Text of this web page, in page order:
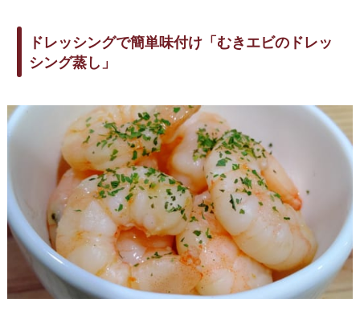
ドレッシングで簡単味付け「むきエビのドレッ
シング蒸し」